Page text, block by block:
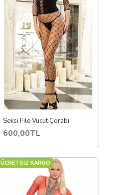
Seksi File Vücut Çorabı
600,00TL
ÜCRETSİZ KARGO